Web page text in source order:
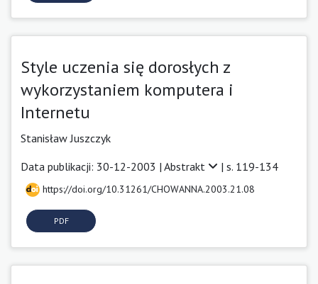
Style uczenia się dorosłych z
wykorzystaniem komputera i
Internetu
Stanisław Juszczyk
Data publikacji: 30-12-2003 | Abstrakt | s. 119-134
https://doi.org/10.31261/CHOWANNA.2003.21.08
PDF